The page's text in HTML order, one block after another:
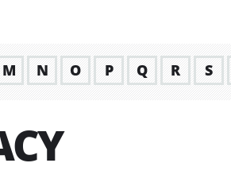
M N O P Q R S